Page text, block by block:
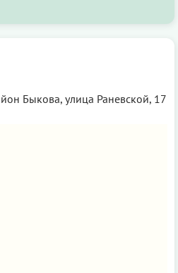
Быкова, улица Раневской, 17